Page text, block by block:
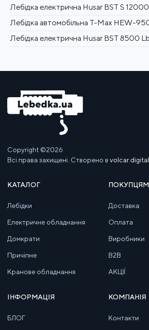
Copyright ©2026
Всі права захищені. Створено в volcar.digital
КАТАЛОГ
Лебідки
Електричне обладнання
Домкрати
Причіпне
Кранове обладнання
ПОКУПЦЯМ
Доставка
Оплата
Виробники
B2B
АКЦІЇ
ІНФОРМАЦІЯ
БЛОГ
КОМПАНІЯ
Контакти